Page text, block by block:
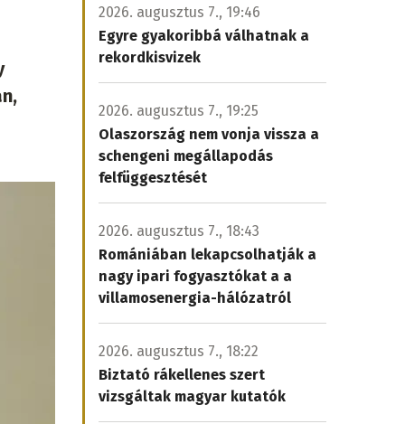
2026. augusztus 7., 19:46
Egyre gyakoribbá válhatnak a
rekordkisvizek
2026. augusztus 7., 19:25
Olaszország nem vonja vissza a
schengeni megállapodás
felfüggesztését
2026. augusztus 7., 18:43
Romániában lekapcsolhatják a
nagy ipari fogyasztókat a a
villamosenergia-hálózatról
2026. augusztus 7., 18:22
Biztató rákellenes szert
vizsgáltak magyar kutatók